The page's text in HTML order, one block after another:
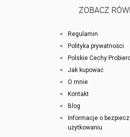
ZOBACZ
Regulamin
Polityka prywatności
Polskie Cechy
Jak kupować
O mnie
Kontakt
Blog
Informacje o
użytkowaniu